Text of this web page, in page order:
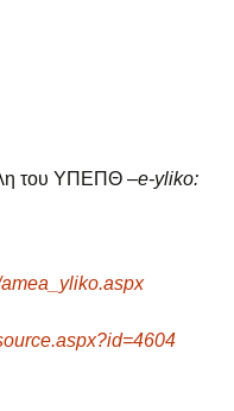
του ΥΠΕΠΘ –e-yliko: